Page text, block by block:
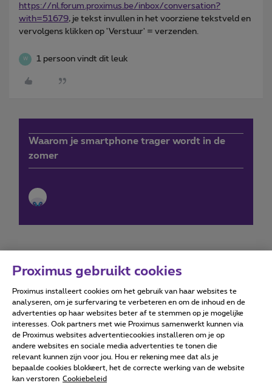
https://nl.forum.proximus.be/inbox/conversation?
with=51679, je tekst invullen in het voorziene tekstveld en
vervolgens klikken op 'Verstuur' = verzenden.
W 1 persoon vindt dit leuk
Waarom je smartphone trager wordt in de
zomer
Forumvoorwaarden Accessibility statement
Alle rechten voorbehouden. © Proximus
Algemene voorwaarden, consumenteninfo
Proximus gebruikt cookies
Proximus installeert cookies om het gebruik van haar websites te
analyseren, om je surfervaring te verbeteren en om de inhoud en de
advertenties op haar websites beter af te stemmen op je mogelijke
interesses. Ook partners met wie Proximus samenwerkt kunnen via
de Proximus websites advertentiecookies installeren om je op
andere websites en sociale media advertenties te tonen die
relevant kunnen zijn voor jou. Hou er rekening mee dat als je
bepaalde cookies blokkeert, het de correcte werking van de website
kan verstoren Cookiebeleid